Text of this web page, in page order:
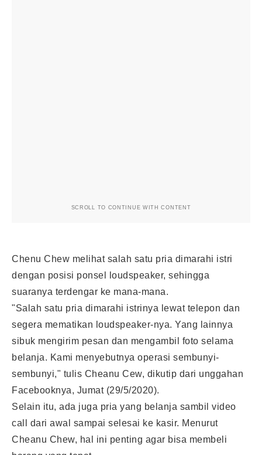
SCROLL TO CONTINUE WITH CONTENT
Chenu Chew melihat salah satu pria dimarahi istri
dengan posisi ponsel loudspeaker, sehingga
suaranya terdengar ke mana-mana.
"Salah satu pria dimarahi istrinya lewat telepon dan
segera mematikan loudspeaker-nya. Yang lainnya
sibuk mengirim pesan dan mengambil foto selama
belanja. Kami menyebutnya operasi sembunyi-
sembunyi," tulis Cheanu Cew, dikutip dari unggahan
Facebooknya, Jumat (29/5/2020).
Selain itu, ada juga pria yang belanja sambil video
call dari awal sampai selesai ke kasir. Menurut
Cheanu Chew, hal ini penting agar bisa membeli